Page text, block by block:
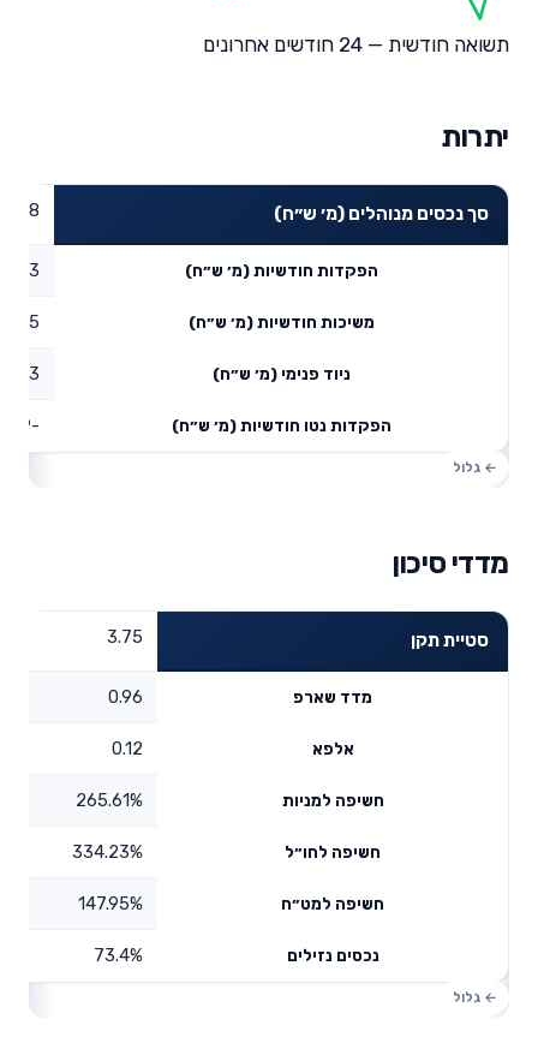
תשואה חודשית — 24 חודשים אחרונים
יתרות
סך נכסים מנוהלים (מ׳ ש״ח)
הפקדות חודשיות (מ׳ ש״ח) 1.53
משיכות חודשיות (מ׳ ש״ח) 7.55
ניוד פנימי (מ׳ ש״ח) 0.73
הפקדות נטו חודשיות (מ׳ ש״ח) -5.29
מדדי סיכון
סטיית תקן 3.75
מדד שארפ 0.96
אלפא 0.12
חשיפה למניות 265.61%
חשיפה לחו״ל 334.23%
חשיפה למט״ח 147.95%
נכסים נזילים 73.4%